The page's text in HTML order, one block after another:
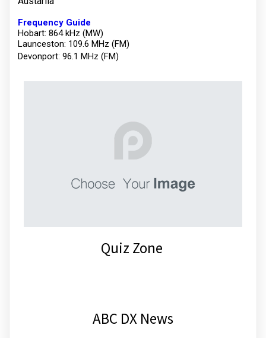
Frequency Guide
Hobart: 864 kHz (MW)
Launceston: 109.6 MHz (FM)
Devonport: 96.1 MHz (FM)
Quiz Zone
ABC DX News